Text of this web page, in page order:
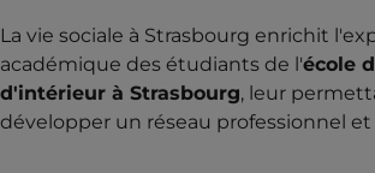
La vie sociale à Strasbourg enrichit
académique des étudiants de l'école
d'intérieur à Strasbourg, leur
développer un réseau professionnel